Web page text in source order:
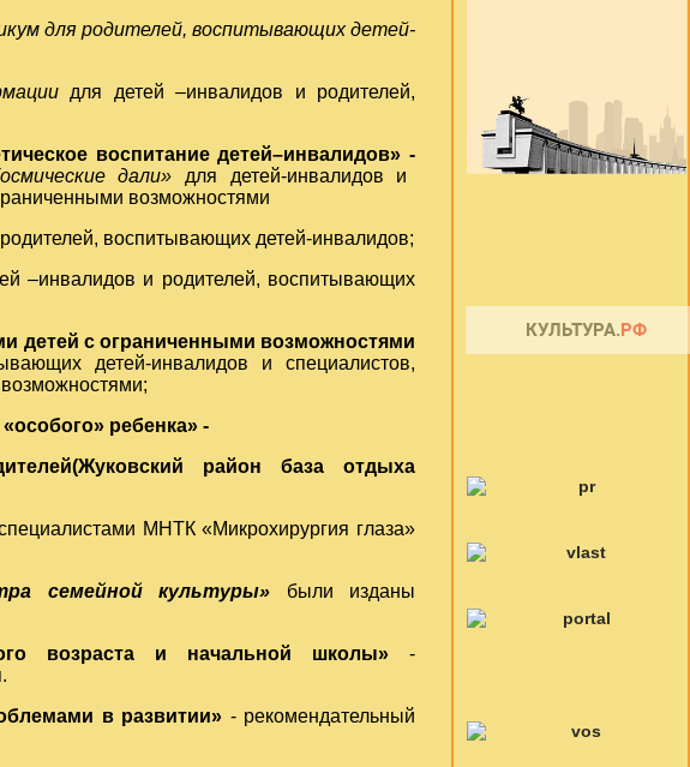
для родителей, воспитывающих детей-
для детей –инвалидов и родителей,
воспитание детей–инвалидов» -
дали» для детей-инвалидов и
возможностями
воспитывающих детей-инвалидов;
–инвалидов и родителей, воспитывающих
детей с ограниченными возможностями
детей-инвалидов и специалистов,
ребенка» -
район база отдыха
МНТК «Микрохирургия глаза»
семейной культуры»
были изданы
возраста и начальной школы» -
в развитии» - рекомендательный